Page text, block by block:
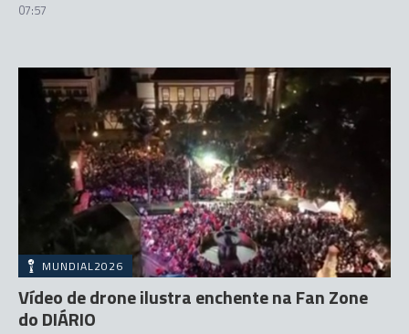
07:57
MUNDIAL2026
Vídeo de drone ilustra enchente na Fan Zone
do DIÁRIO